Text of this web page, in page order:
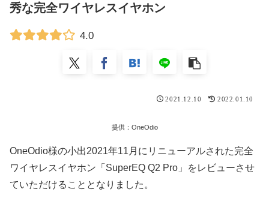
秀な完全ワイヤレスイヤホン
4.0
2021.12.10 2022.01.10
提供：OneOdio
OneOdio様の小出2021年11月にリニューアルされた完全
ワイヤレスイヤホン「SuperEQ Q2 Pro」をレビューさせ
ていただけることとなりました。